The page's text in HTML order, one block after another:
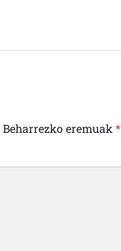
Beharrezko eremuak*